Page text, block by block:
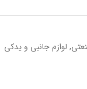
, لوازم جانبی و یدکی